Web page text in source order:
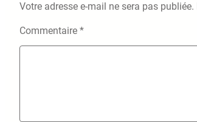
Votre adresse e-mail ne sera pas publiée.
Commentaire *